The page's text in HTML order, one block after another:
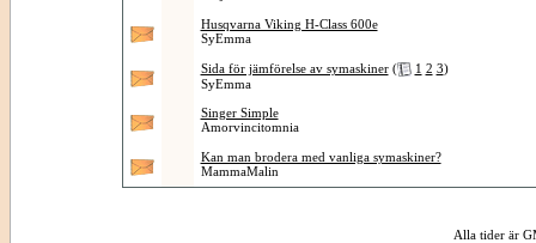
Husqvarna Viking H-Class 600e
SyEmma
Sida för jämförelse av symaskiner ( 1 2 3)
SyEmma
Singer Simple
Amorvincitomnia
Kan man brodera med vanliga symaskiner?
MammaMalin
Alla tider är